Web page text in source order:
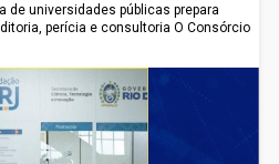
de universidades públicas prepara
perícia e consultoria O Consórcio